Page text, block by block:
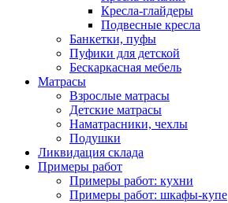
Кресла-глайдеры
Подвесные кресла
Банкетки, пуфы
Пуфики для детской
Бескаркасная мебель
Матрасы
Взрослые матрасы
Детские матрасы
Наматрасники, чехлы
Подушки
Ликвидация склада
Примеры работ
Примеры работ: кухни
Примеры работ: шкафы-купе